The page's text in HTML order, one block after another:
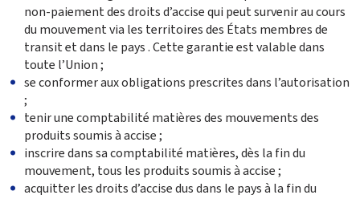
non-paiement des droits d’accise qui peut survenir au cours
du mouvement via les territoires des États membres de
transit et dans le pays . Cette garantie est valable dans
toute l’Union ;
se conformer aux obligations prescrites dans l’autorisation
;
tenir une comptabilité matières des mouvements des
produits soumis à accise ;
inscrire dans sa comptabilité matières, dès la fin du
mouvement, tous les produits soumis à accise ;
acquitter les droits d’accise dus dans le pays à la fin du